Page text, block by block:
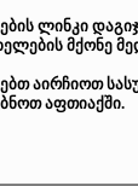
ლინკი
მქონე
აირჩიოთ
აფთიაქში.